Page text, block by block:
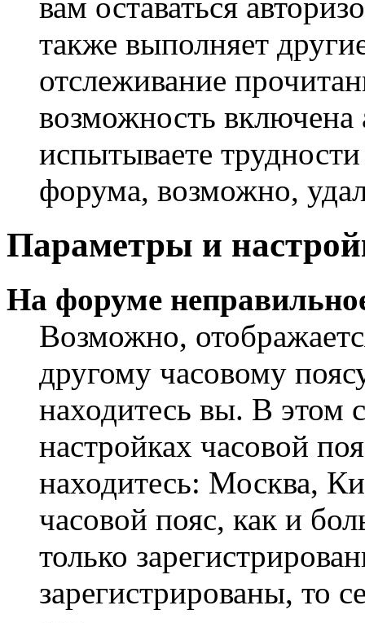
также выполняет
отслеживание
возможность
испытываете
форума, возможно,
Параметры и
На форуме
Возможно,
другому часовому
находитесь вы. В этом
настройках часовой
находитесь: Москва,
часовой пояс, как и
только
зарегистрированы, то